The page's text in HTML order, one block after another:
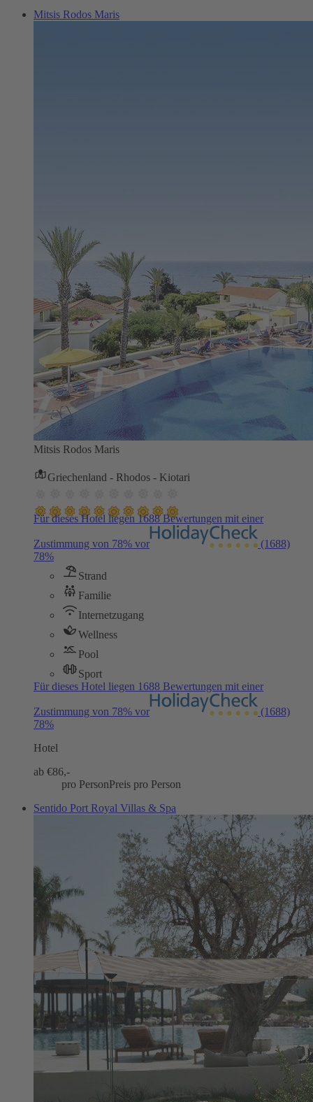
Mitsis Rodos Maris
Mitsis Rodos Maris
Griechenland - Rhodos - Kiotari
Für dieses Hotel liegen 1688 Bewertungen mit einer
Zustimmung von 78% vor
(1688)
78%
Strand
Familie
Internetzugang
Wellness
Pool
Sport
Für dieses Hotel liegen 1688 Bewertungen mit einer
Zustimmung von 78% vor
(1688)
78%
Hotel
ab €86,-
pro PersonPreis pro Person
Sentido Port Royal Villas & Spa